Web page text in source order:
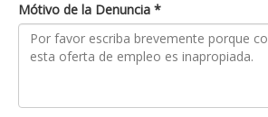
Mótivo de la Denuncia *